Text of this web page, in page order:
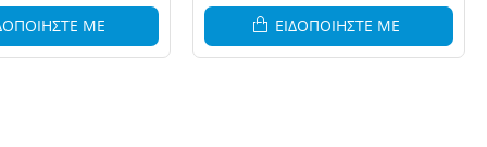
ΜΕ ΕΙΔΟΠΟΙΗΣΤΕ ΜΕ